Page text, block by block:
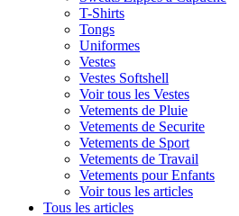
T-Shirts
Tongs
Uniformes
Vestes
Vestes Softshell
Voir tous les Vestes
Vetements de Pluie
Vetements de Securite
Vetements de Sport
Vetements de Travail
Vetements pour Enfants
Voir tous les articles
Tous les articles